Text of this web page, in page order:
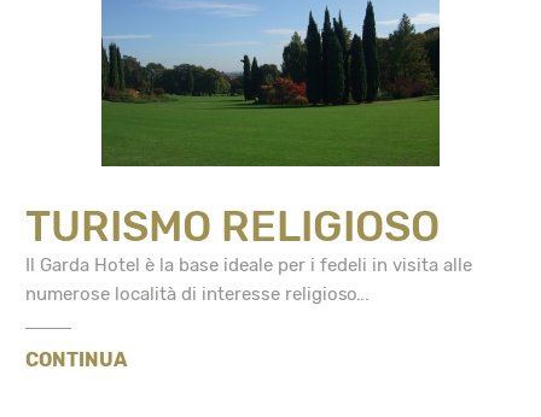
TURISMO RELIGIOSO
Il Garda Hotel è la base ideale per i fedeli in visita alle
numerose località di interesse religioso...
CONTINUA